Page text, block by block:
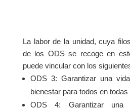
La labor de la unidad, cuya
de los ODS se recoge en
puede vincular con los
ODS 3: Garantizar una
bienestar para todos en
ODS 4: Garantizar una